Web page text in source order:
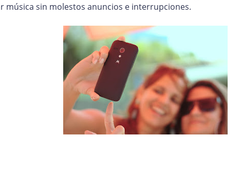
música sin molestos anuncios e interrupciones.